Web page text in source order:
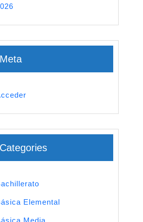
Meta
Categories
Elemental
Media